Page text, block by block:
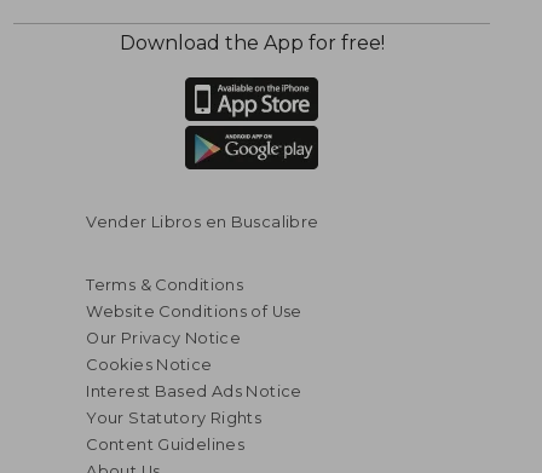
$ 43.38
$ 21.69
Download the App for free!
Vender Libros en Buscalibre
Terms & Conditions
Website Conditions of Use
Our Privacy Notice
Cookies Notice
Interest Based Ads Notice
Your Statutory Rights
Content Guidelines